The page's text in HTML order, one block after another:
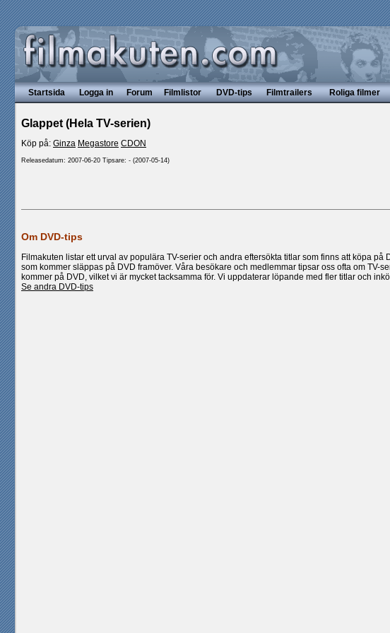
Startsida Logga in Forum Filmlistor DVD-tips Filmtrailers Roliga filmer
Glappet (Hela TV-serien)
Köp på: Ginza Megastore CDON
Releasedatum: 2007-06-20 Tipsare: - (2007-05-14)
Om DVD-tips
Filmakuten listar ett urval av populära TV-serier och andra eftersökta titlar som finns att köpa på
som kommer släppas på DVD framöver. Våra besökare och medlemmar tipsar oss ofta om TV-
kommer på DVD, vilket vi är mycket tacksamma för. Vi uppdaterar löpande med fler titlar och
Se andra DVD-tips